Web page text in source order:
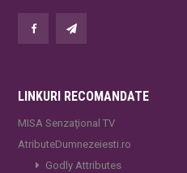
LINKURI RECOMANDATE
MISA Senzaţional TV
AtributeDumnezeiesti.ro
Godly Attributes